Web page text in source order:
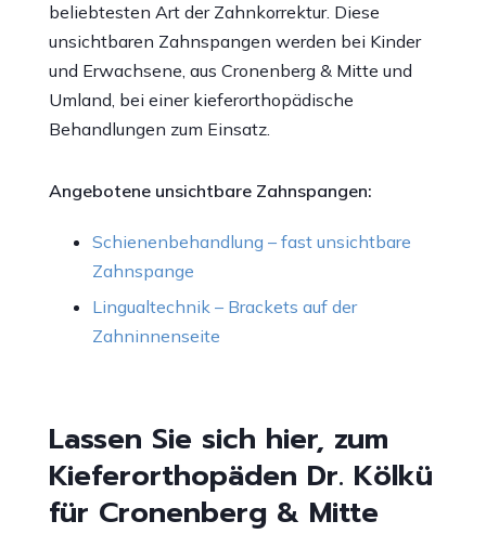
beliebtesten Art der Zahnkorrektur. Diese
unsichtbaren Zahnspangen werden bei Kinder
und Erwachsene, aus Cronenberg & Mitte und
Umland, bei einer kieferorthopädische
Behandlungen zum Einsatz.
Angebotene unsichtbare Zahnspangen:
Schienenbehandlung – fast unsichtbare
Zahnspange
Lingualtechnik – Brackets auf der
Zahninnenseite
Lassen Sie sich hier, zum
Kieferorthopäden Dr. Kölkü
für Cronenberg & Mitte